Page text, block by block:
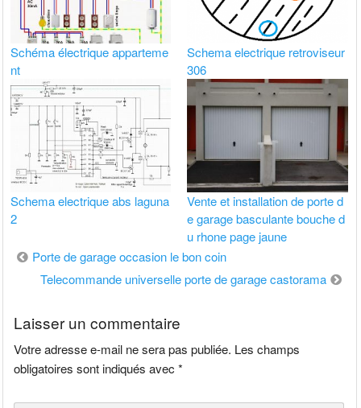
Schéma électrique apparteme
nt
Schema electrique retroviseur
306
Schema electrique abs laguna
2
Vente et installation de porte d
e garage basculante bouche d
u rhone page jaune
Navigation
Porte de garage occasion le bon coin
Telecommande universelle porte de garage castorama
Laisser un commentaire
Votre adresse e-mail ne sera pas publiée. Les champs
obligatoires sont indiqués avec*